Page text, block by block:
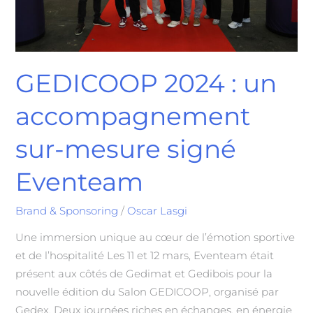
GEDICOOP 2024 : un
accompagnement
sur-mesure signé
Eventeam
Brand & Sponsoring /Oscar Lasgi
Une immersion unique au cœur de l’émotion sportive
et de l’hospitalité Les 11 et 12 mars, Eventeam était
présent aux côtés de Gedimat et Gedibois pour la
nouvelle édition du Salon GEDICOOP, organisé par
Gedex. Deux journées riches en échanges, en énergie